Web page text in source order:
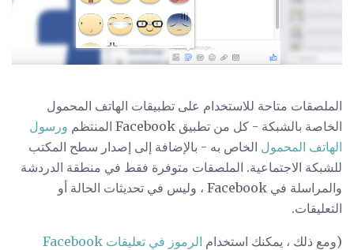
الملصقات متاحة للاستخدام على تطبيقات الهاتف المحمول
الخاصة بالشبكة - كل من تطبيق Facebook المنتظم
ورسول
الهاتف المحمول الخاص به - بالإضافة إلى إصدار سطح المكتب
للشبكة الاجتماعية. الملصقات متوفرة فقط في منطقة الدردشة
والمراسلة في Facebook ، وليس في تحديثات الحالة أو
التعليقات.
(ومع ذلك ، يمكنك استخدام الرموز في تعليقات Facebook